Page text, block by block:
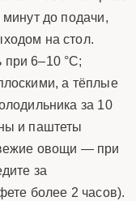
до подачи,
на стол.
6–10 °C;
а тёплые
за 10
и паштеты
овощи — при
за
более 2 часов).